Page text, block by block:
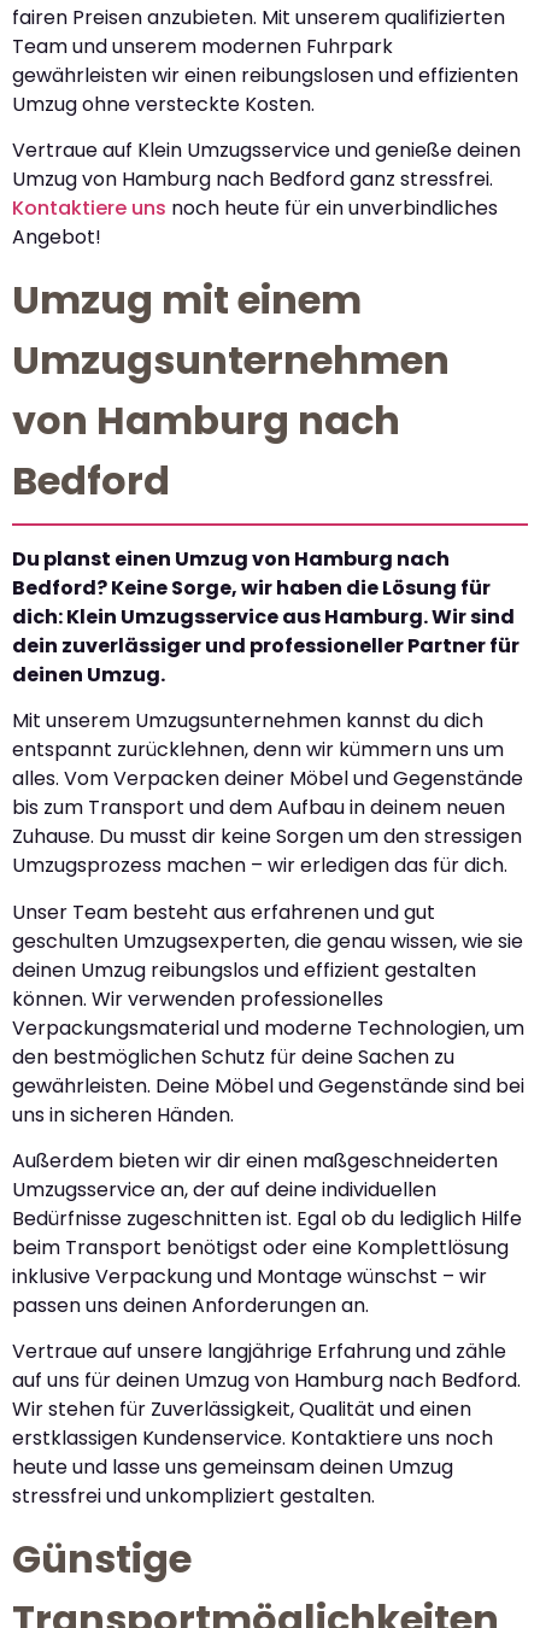
fairen Preisen anzubieten. Mit unserem qualifizierten
Team und unserem modernen Fuhrpark
gewährleisten wir einen reibungslosen und effizienten
Umzug ohne versteckte Kosten.
Vertraue auf Klein Umzugsservice und genieße deinen
Umzug von Hamburg nach Bedford ganz stressfrei.
Kontaktiere uns noch heute für ein unverbindliches
Angebot!
Umzug mit einem
Umzugsunternehmen
von Hamburg nach
Bedford
Du planst einen Umzug von Hamburg nach
Bedford? Keine Sorge, wir haben die Lösung für
dich: Klein Umzugsservice aus Hamburg. Wir sind
dein zuverlässiger und professioneller Partner für
deinen Umzug.
Mit unserem Umzugsunternehmen kannst du dich
entspannt zurücklehnen, denn wir kümmern uns um
alles. Vom Verpacken deiner Möbel und Gegenstände
bis zum Transport und dem Aufbau in deinem neuen
Zuhause. Du musst dir keine Sorgen um den stressigen
Umzugsprozess machen – wir erledigen das für dich.
Unser Team besteht aus erfahrenen und gut
geschulten Umzugsexperten, die genau wissen, wie sie
deinen Umzug reibungslos und effizient gestalten
können. Wir verwenden professionelles
Verpackungsmaterial und moderne Technologien, um
den bestmöglichen Schutz für deine Sachen zu
gewährleisten. Deine Möbel und Gegenstände sind bei
uns in sicheren Händen.
Außerdem bieten wir dir einen maßgeschneiderten
Umzugsservice an, der auf deine individuellen
Bedürfnisse zugeschnitten ist. Egal ob du lediglich Hilfe
beim Transport benötigst oder eine Komplettlösung
inklusive Verpackung und Montage wünschst – wir
passen uns deinen Anforderungen an.
Vertraue auf unsere langjährige Erfahrung und zähle
auf uns für deinen Umzug von Hamburg nach Bedford.
Wir stehen für Zuverlässigkeit, Qualität und einen
erstklassigen Kundenservice. Kontaktiere uns noch
heute und lasse uns gemeinsam deinen Umzug
stressfrei und unkompliziert gestalten.
Günstige